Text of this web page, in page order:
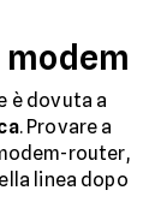
è dovuta a
. Provare a
router,
linea dopo